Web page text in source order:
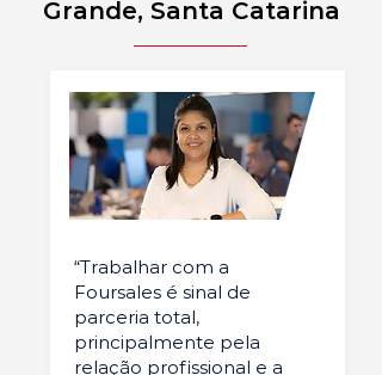
Grande, Santa Catarina
“Trabalhar com a
Foursales é sinal de
parceria total,
principalmente pela
relação profissional e a